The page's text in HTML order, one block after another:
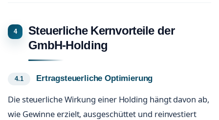
Steuerliche Kernvorteile der
GmbH-Holding
Ertragsteuerliche Optimierung
Die steuerliche Wirkung einer Holding hängt davon ab,
wie Gewinne erzielt, ausgeschüttet und reinvestiert